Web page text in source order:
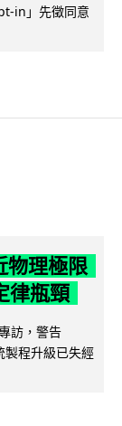
in」先徵同意
物理極限
律瓶頸
訪，警告
製程升級已失經